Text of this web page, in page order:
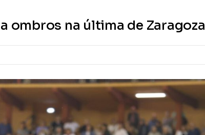
ombros na última de Zaragoza